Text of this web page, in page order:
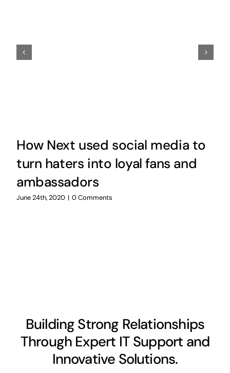
How Next used social media to
turn haters into loyal fans and
ambassadors
June 24th, 2020 | 0 Comments
Building Strong Relationships
Through Expert IT Support and
Innovative Solutions.